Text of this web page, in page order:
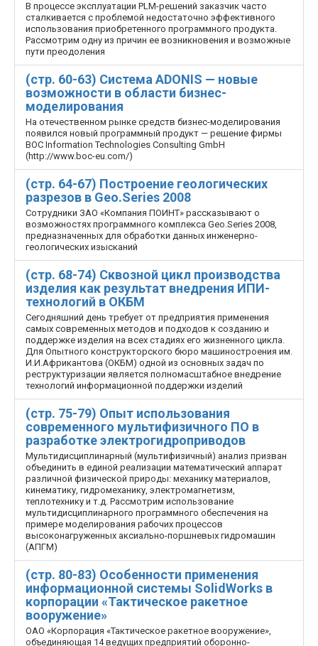
В процессе эксплуатации PLM-решений заказчик часто
сталкивается с проблемой недостаточно эффективного
использования приобретенного программного продукта.
Рассмотрим одну из причин ее возникновения и возможные
пути преодоления
(стр. 60-63) Система ADONIS — новые
возможности в области бизнес-
моделирования
На отечественном рынке средств бизнес-моделирования
появился новый программный продукт — решение фирмы
BOC Information Technologies Consulting GmbH
(http://www.boc-eu.com/)
(стр. 64-67) Построение геологических
разрезов в Geo.Series 2008
Сотрудники ЗАО «Компания ПОИНТ» рассказывают о
возможностях программного комплекса Geo.Series 2008,
предназначенных для обработки данных инженерно-
геологических изысканий
(стр. 68-74) Сквозной цикл производства
изделия как результат внедрения ИПИ-
технологий в ОКБМ
Сегодняшний день требует от предприятия применения
самых современных методов и подходов к созданию и
поддержке изделия на всех стадиях его жизненного цикла.
Для Опытного конструкторского бюро машиностроения им.
И.И.Африкантова (ОКБМ) одной из основных задач по
реструктуризации является полномасштабное внедрение
технологий информационной поддержки изделий
(стр. 75-79) Опыт использования
современного мультифизичного ПО в
разработке электрогидроприводов
Мультидисциплинарный (мультифизичный) анализ призван
объединить в единой реализации математический аппарат
различной физической природы: механику материалов,
кинематику, гидромеханику, электромагнетизм,
теплотехнику и т.д. Рассмотрим использование
мультидисциплинарного программного обеспечения на
примере моделирования рабочих процессов
высоконагруженных аксиально-поршневых гидромашин
(АПГМ)
(стр. 80-83) Особенности применения
информационной системы SolidWorks в
корпорации «Тактическое ракетное
вооружение»
ОАО «Корпорация «Тактическое ракетное вооружение»,
объединяющая 14 ведущих предприятий оборонно-